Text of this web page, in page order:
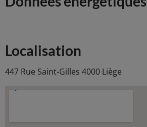
Localisation
447 Rue Saint-Gilles 4000 Liège